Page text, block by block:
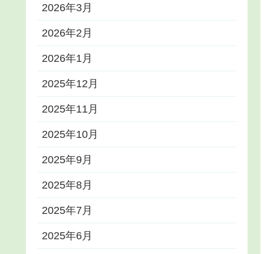
2026年3月
2026年2月
2026年1月
2025年12月
2025年11月
2025年10月
2025年9月
2025年8月
2025年7月
2025年6月